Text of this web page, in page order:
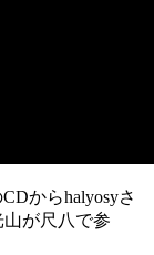
からhalyosyさ
山が尺八で参